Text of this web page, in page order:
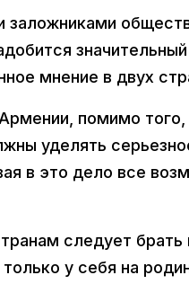
заложниками
мнение в двух
помимо
уделять
в это дело все
следует
у себя на